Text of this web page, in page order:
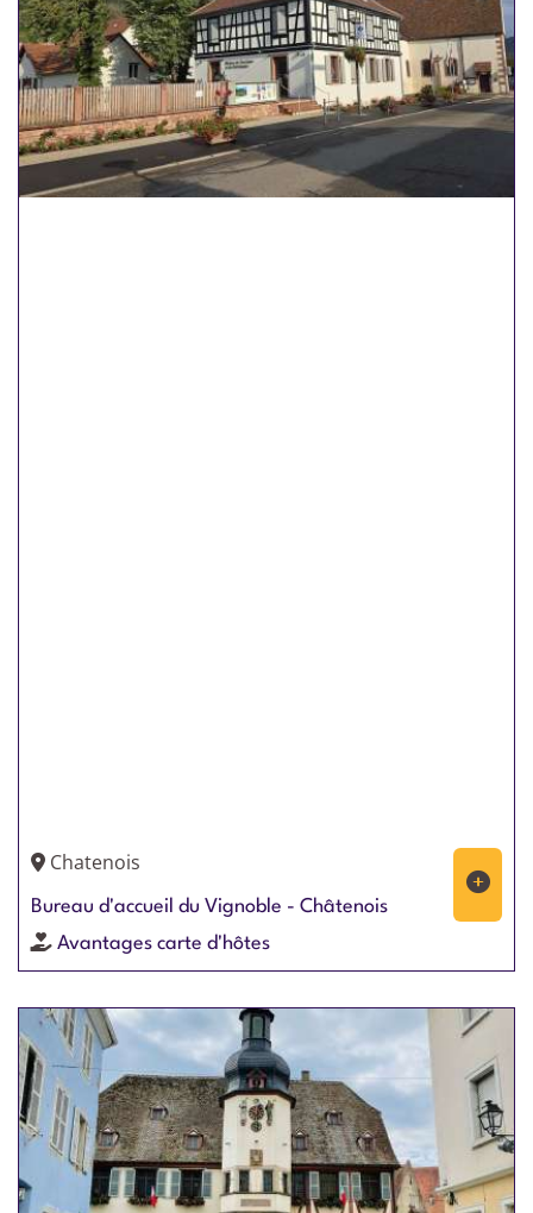
Chatenois
Bureau d'accueil du Vignoble - Châtenois
Avantages carte d'hôtes